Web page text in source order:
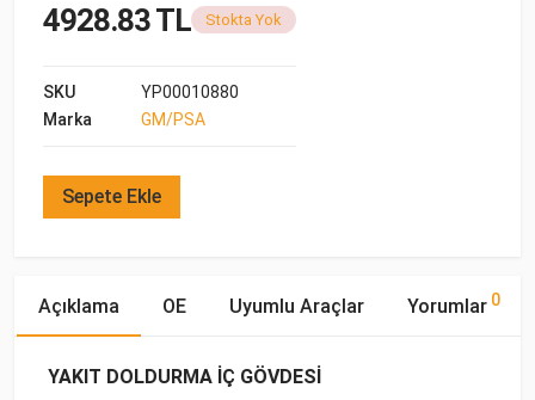
4928.83 TL Stokta Yok
SKU
YP00010880
Marka
GM/PSA
Sepete Ekle
Açıklama OE Uyumlu Araçlar Yorumlar 0
YAKIT DOLDURMA İÇ GÖVDESİ